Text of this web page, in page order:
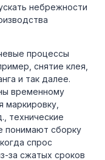
небрежности
процессы
снятие клея,
и так далее.
временному
маркировку,
технические
понимают сборку
спрос
за сжатых сроков